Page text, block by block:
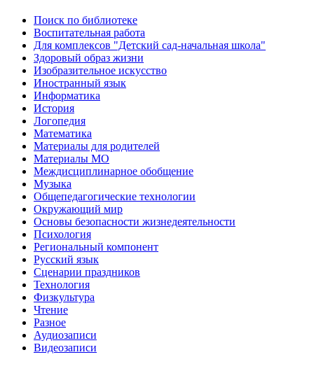
Поиск по библиотеке
Воспитательная работа
Для комплексов "Детский сад-начальная школа"
Здоровый образ жизни
Изобразительное искусство
Иностранный язык
Информатика
История
Логопедия
Математика
Материалы для родителей
Материалы МО
Междисциплинарное обобщение
Музыка
Общепедагогические технологии
Окружающий мир
Основы безопасности жизнедеятельности
Психология
Региональный компонент
Русский язык
Сценарии праздников
Технология
Физкультура
Чтение
Разное
Аудиозаписи
Видеозаписи